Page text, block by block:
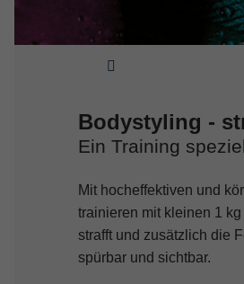
Bodystyling -
Ein Training
Mit hocheffektiven und
trainieren mit kleinen 1
strafft und zusätzlich die
spürbar und sichtbar.